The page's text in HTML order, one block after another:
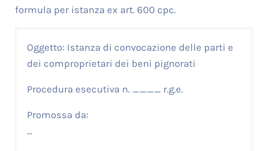
formula per istanza ex art. 600 cpc.
Oggetto: Istanza di convocazione delle parti e
dei comproprietari dei beni pignorati
Procedura esecutiva n. ____ r.g.e.
Promossa da:
…